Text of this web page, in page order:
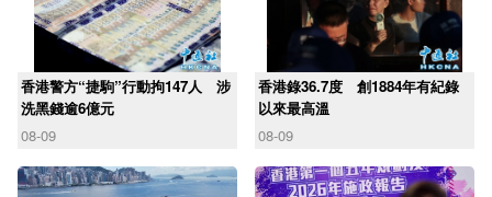
香港警方“捷駒”行動拘147人 涉
洗黑錢逾6億元
08-09
香港錄36.7度 創1884年有紀錄
以來最高溫
08-09